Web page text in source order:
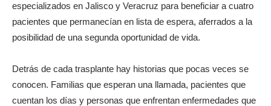
especializados en Jalisco y Veracruz para beneficiar a cuatro
pacientes que permanecían en lista de espera, aferrados a la
posibilidad de una segunda oportunidad de vida.
Detrás de cada trasplante hay historias que pocas veces se
conocen. Familias que esperan una llamada, pacientes que
cuentan los días y personas que enfrentan enfermedades que